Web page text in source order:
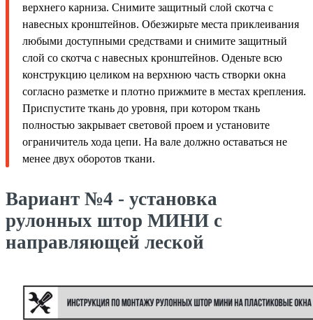
верхнего карниза. Снимите защитный слой скотча с
навесных кронштейнов. Обезжирьте места приклеивания
любыми доступными средствами и снимите защитный
слой со скотча с навесных кронштейнов. Оденьте всю
конструкцию целиком на верхнюю часть створки окна
согласно разметке и плотно прижмите в местах крепления.
Приспустите ткань до уровня, при котором ткань
полностью закрывает световой проем и установите
ограничитель хода цепи. На вале должно оставаться не
менее двух оборотов ткани.
Вариант №4 - установка
рулонных штор МИНИ с
направляющей леской